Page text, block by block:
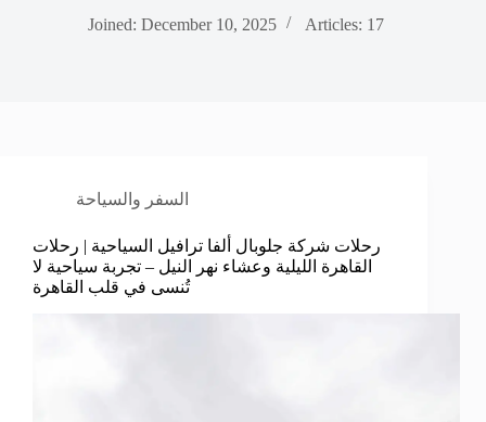
Joined: December 10, 2025 Articles: 17
السفر والسياحة
رحلات شركة جلوبال ألفا ترافيل السياحية | رحلات
القاهرة الليلية وعشاء نهر النيل – تجربة سياحية لا
تُنسى في قلب القاهرة